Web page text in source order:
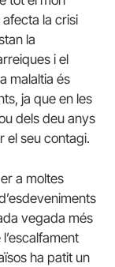
la crisi
la
i el
malaltia és
ja que en les
dels deu anys
el seu contagi.
a moltes
vegada més
ha patit un